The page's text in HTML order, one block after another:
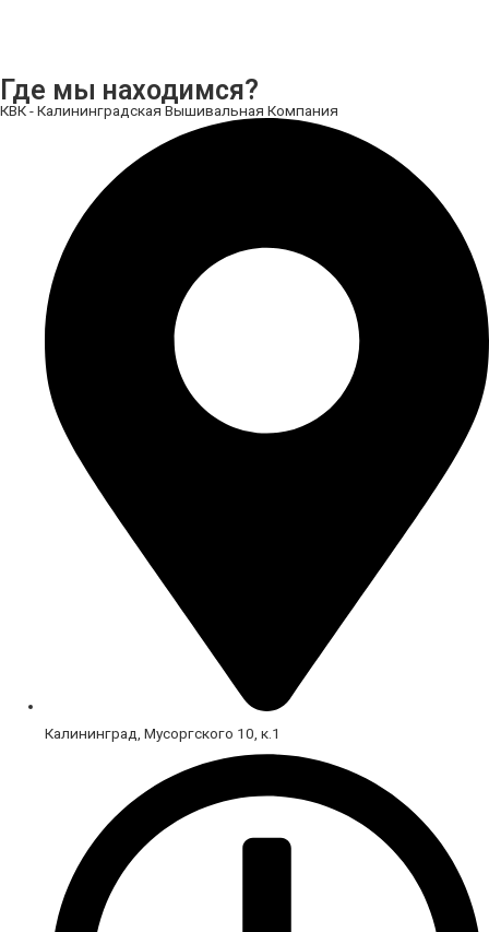
Где мы находимся?
КВК - Калининградская Вышивальная Компания
Калининград, Мусоргского 10, к.1